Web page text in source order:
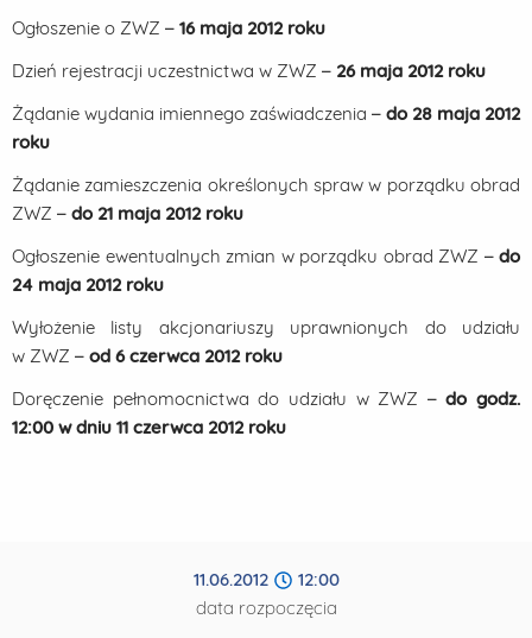
Ogłoszenie o ZWZ – 16 maja 2012 roku
Dzień rejestracji uczestnictwa w ZWZ – 26 maja 2012 roku
Żądanie wydania imiennego zaświadczenia – do 28 maja 2012
roku
Żądanie zamieszczenia określonych spraw w porządku obrad
ZWZ – do 21 maja 2012 roku
Ogłoszenie ewentualnych zmian w porządku obrad ZWZ – do
24 maja 2012 roku
Wyłożenie listy akcjonariuszy uprawnionych do udziału
w ZWZ – od 6 czerwca 2012 roku
Doręczenie pełnomocnictwa do udziału w ZWZ –do godz.
12:00 w dniu 11 czerwca 2012 roku
11.06.2012
12:00
data rozpoczęcia